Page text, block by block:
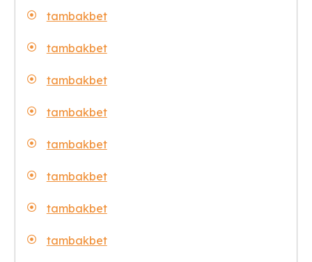
tambakbet
tambakbet
tambakbet
tambakbet
tambakbet
tambakbet
tambakbet
tambakbet